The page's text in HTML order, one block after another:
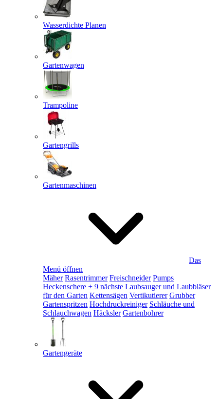
Wasserdichte Planen
Gartenwagen
Trampoline
Gartengrills
Gartenmaschinen
Das
Menü öffnen
Mäher Rasentrimmer Freischneider Pumps
Heckenschere + 9 nächste Laubsauger und Laubbläser
für den Garten Kettensägen Vertikutierer Grubber
Gartenspritzen Hochdruckreiniger Schläuche und
Schlauchwagen Häcksler Gartenbohrer
Gartengeräte